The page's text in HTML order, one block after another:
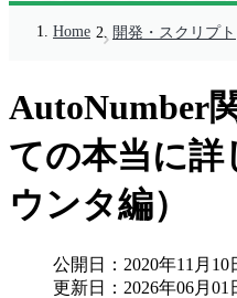
Home 開発・スクリプト
AutoNumber
ての本当に詳
ウンタ編）
公開日： 2020年11月10
更新日： 2026年06月01